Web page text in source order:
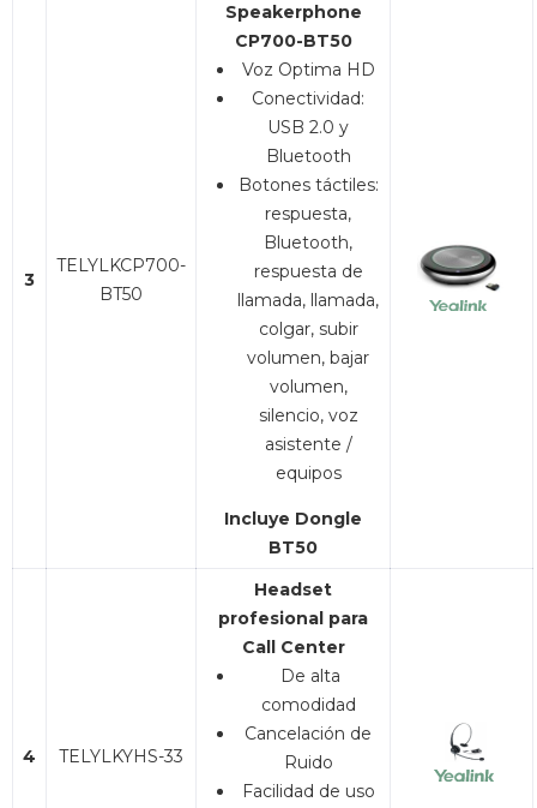
3
TELYLKCP700-
BT50
Speakerphone
CP700-BT50
Voz Optima HD
Conectividad:
USB 2.0 y
Bluetooth
Botones táctiles:
respuesta,
Bluetooth,
respuesta de
llamada, llamada,
colgar, subir
volumen, bajar
volumen,
silencio, voz
asistente /
equipos
Incluye Dongle
BT50
4 TELYLKYHS-33
Headset
profesional para
Call Center
De alta
comodidad
Cancelación de
Ruido
Facilidad de uso